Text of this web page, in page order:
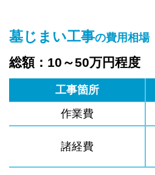
墓じまい工事の費用相場
総額：10～50万円程度
工事箇所
作業費
諸経費